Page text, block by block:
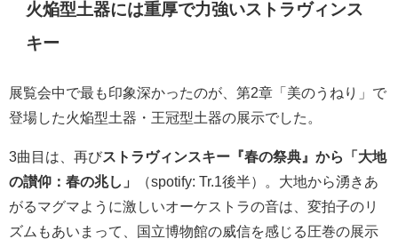
火焔型土器には重厚で力強いストラヴィンス
キー
展覧会中で最も印象深かったのが、第2章「美のうねり」で
登場した火焔型土器・王冠型土器の展示でした。
3曲目は、再びストラヴィンスキー『春の祭典』から「大地
の讃仰：春の兆し」
（spotify: Tr.1後半）。大地から湧きあ
がるマグマように激しいオーケストラの音は、変拍子のリ
ズムもあいまって、国立博物館の威信を感じる圧巻の展示